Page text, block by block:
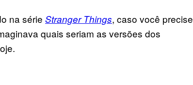
na série Stranger Things, caso você precise
quais seriam as versões dos